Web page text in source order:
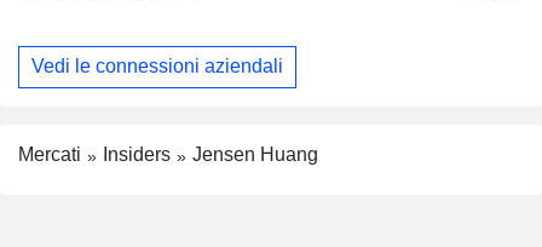
Vedi le connessioni aziendali
Mercati Insiders Jensen Huang